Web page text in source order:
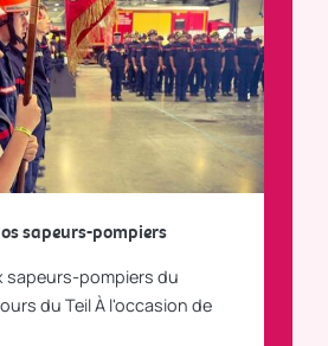
sapeurs-pompiers
sapeurs-pompiers du
du Teil À l'occasion de